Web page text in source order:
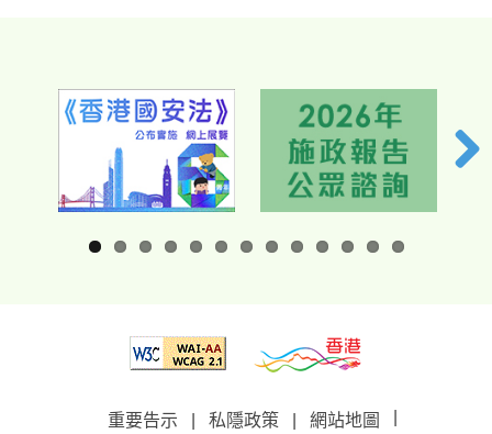
重要告示 私隱政策 網站地圖